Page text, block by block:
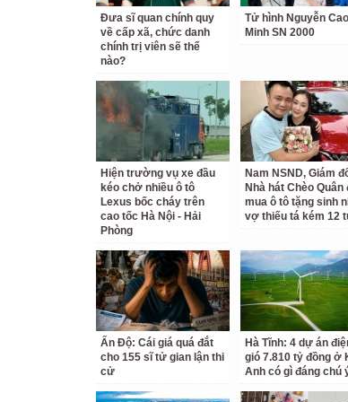
Đưa sĩ quan chính quy
về cấp xã, chức danh
chính trị viên sẽ thế
nào?
Tử hình Nguyễn Cao
Minh SN 2000
Hiện trường vụ xe đầu
kéo chở nhiều ô tô
Lexus bốc cháy trên
cao tốc Hà Nội - Hải
Phòng
Nam NSND, Giám
Nhà hát Chèo Quân
mua ô tô tặng sinh
vợ thiếu tá kém 12
Ấn Độ: Cái giá quá đắt
cho 155 sĩ tử gian lận thi
cử
Hà Tĩnh: 4 dự án
gió 7.810 tỷ đồng ở
Anh có gì đáng chú